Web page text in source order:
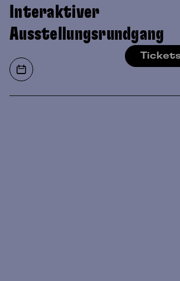
Interaktiver
Ausstellungsrundgang